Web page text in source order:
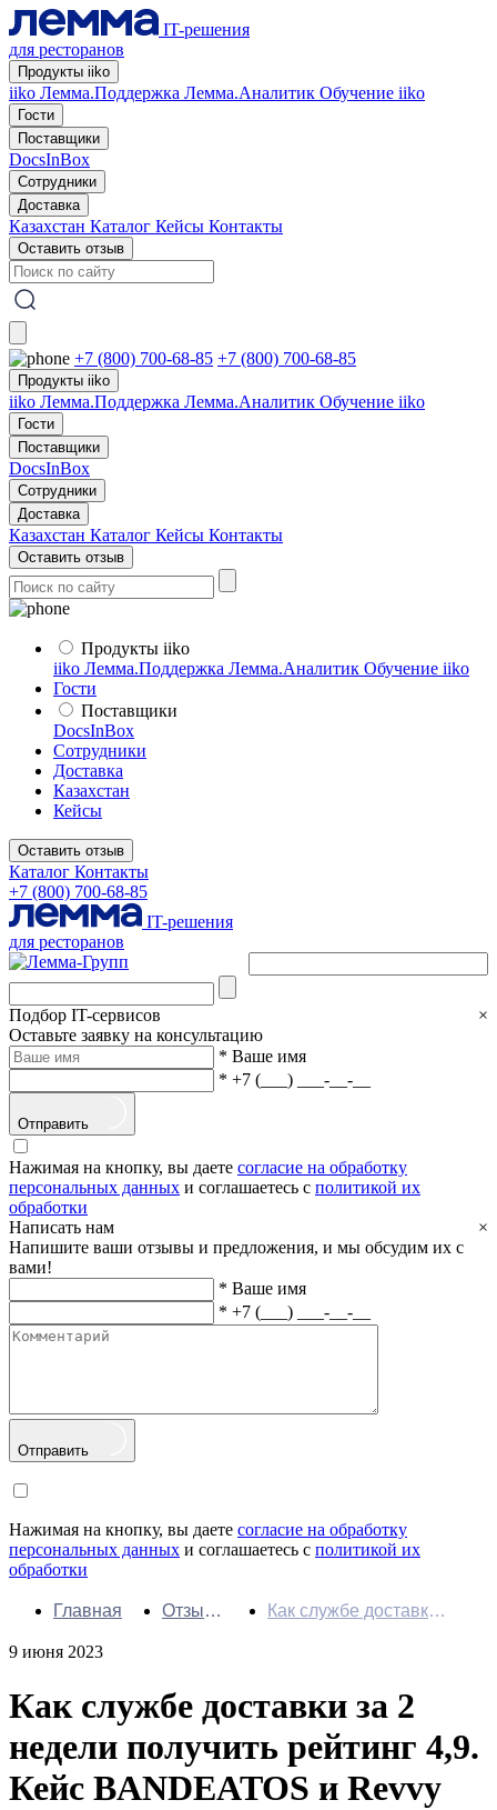
IT-решения
для ресторанов
Продукты iiko
iiko Лемма.Поддержка Лемма.Аналитик Обучение iiko
Гости
Поставщики
DocsInBox
Сотрудники
Доставка
Казахстан Каталог Кейсы Контакты
Оставить отзыв
+7 (800) 700-68-85 +7 (800) 700-68-85
Продукты iiko
iiko Лемма.Поддержка Лемма.Аналитик Обучение iiko
Гости
Поставщики
DocsInBox
Сотрудники
Доставка
Казахстан Каталог Кейсы Контакты
Оставить отзыв
Продукты iiko
iiko Лемма.Поддержка Лемма.Аналитик Обучение iiko
Гости
Поставщики
DocsInBox
Сотрудники
Доставка
Казахстан
Кейсы
Оставить отзыв
Каталог Контакты
+7 (800) 700-68-85
IT-решения
для ресторанов
Подбор IT-сервисов
×
Оставьте заявку на консультацию
* Ваше имя
* +7 (___) ___-__-__
Отправить
Нажимая на кнопку, вы даете согласие на обработку
персональных данных и соглашаетесь с политикой их
обработки
Написать нам
×
Напишите ваши отзывы и предложения, и мы обсудим их с
вами!
* Ваше имя
* +7 (___) ___-__-__
Отправить
Нажимая на кнопку, вы даете согласие на обработку
персональных данных и соглашаетесь с политикой их
обработки
Главная
Отзывы
Как службе доставки
BANDEATOS и Revvy
9 июня 2023
Как службе доставки за 2
недели получить рейтинг 4,9.
Кейс BANDEATOS и Revvy